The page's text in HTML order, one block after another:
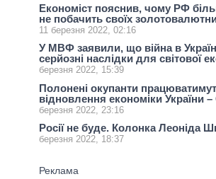
Економіст пояснив, чому РФ
не побачить своїх
11 березня 2022, 02:16
У МВФ заявили, що війна в
серйозні наслідки для світової
березня 2022, 15:39
Полонені окупанти
відновлення економіки України –
березня 2022, 23:16
Росії не буде. Колонка Леоніда
березня 2022, 18:37